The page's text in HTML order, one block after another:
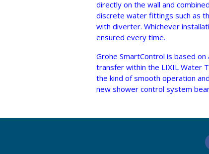
directly on the wall and
discrete water fittings such as
with diverter. Whichever
ensured every time.
Grohe SmartControl is based
transfer within the LIXIL Water
the kind of smooth operation
new shower control system